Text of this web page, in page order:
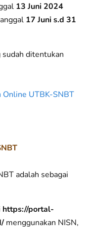
13 Juni 2024
17 Juni s.d 31
ditentukan
Online UTBK-SNBT
adalah sebagai
https://portal-
menggunakan NISN,